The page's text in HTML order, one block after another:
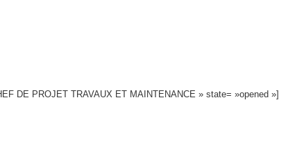
DE PROJET TRAVAUX ET MAINTENANCE » state= »opened »]